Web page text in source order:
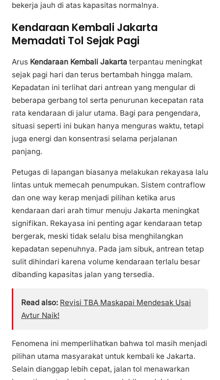
bekerja jauh di atas kapasitas normalnya.
Kendaraan Kembali Jakarta
Memadati Tol Sejak Pagi
Arus Kendaraan Kembali Jakarta terpantau meningkat
sejak pagi hari dan terus bertambah hingga malam.
Kepadatan ini terlihat dari antrean yang mengular di
beberapa gerbang tol serta penurunan kecepatan rata
rata kendaraan di jalur utama. Bagi para pengendara,
situasi seperti ini bukan hanya menguras waktu, tetapi
juga energi dan konsentrasi selama perjalanan
panjang.
Petugas di lapangan biasanya melakukan rekayasa lalu
lintas untuk memecah penumpukan. Sistem contraflow
dan one way kerap menjadi pilihan ketika arus
kendaraan dari arah timur menuju Jakarta meningkat
signifikan. Rekayasa ini penting agar kendaraan tetap
bergerak, meski tidak selalu bisa menghilangkan
kepadatan sepenuhnya. Pada jam sibuk, antrean tetap
sulit dihindari karena volume kendaraan terlalu besar
dibanding kapasitas jalan yang tersedia.
Read also: Revisi TBA Maskapai Mendesak Usai
Avtur Naik!
Fenomena ini memperlihatkan bahwa tol masih menjadi
pilihan utama masyarakat untuk kembali ke Jakarta.
Selain dianggap lebih cepat, jalan tol menawarkan